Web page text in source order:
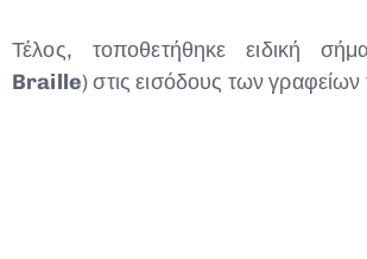
Τέλος, τοποθετήθηκε ειδική
Braille) στις εισόδους των γραφείων